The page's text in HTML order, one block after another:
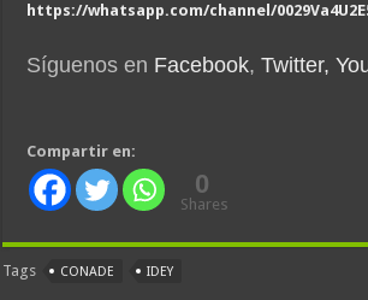
https://whatsapp.com/channel/
Síguenos en Facebook,Twitter,
Compartir en:
0
Shares
Tags CONADE IDEY